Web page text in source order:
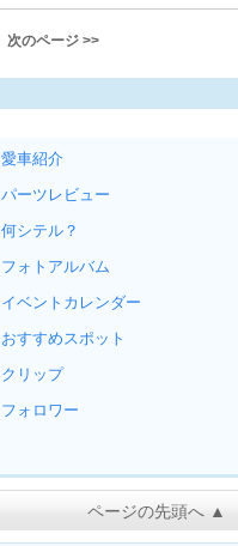
次のページ >>
愛車紹介
パーツレビュー
何シテル？
フォトアルバム
イベントカレンダー
おすすめスポット
クリップ
フォロワー
ページの先頭へ ▲